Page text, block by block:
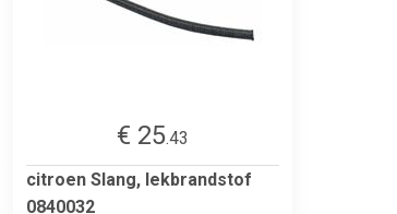
€ 25.43
citroen Slang, lekbrandstof
0840032